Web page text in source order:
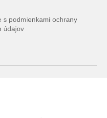
s podmienkami ochrany
údajov